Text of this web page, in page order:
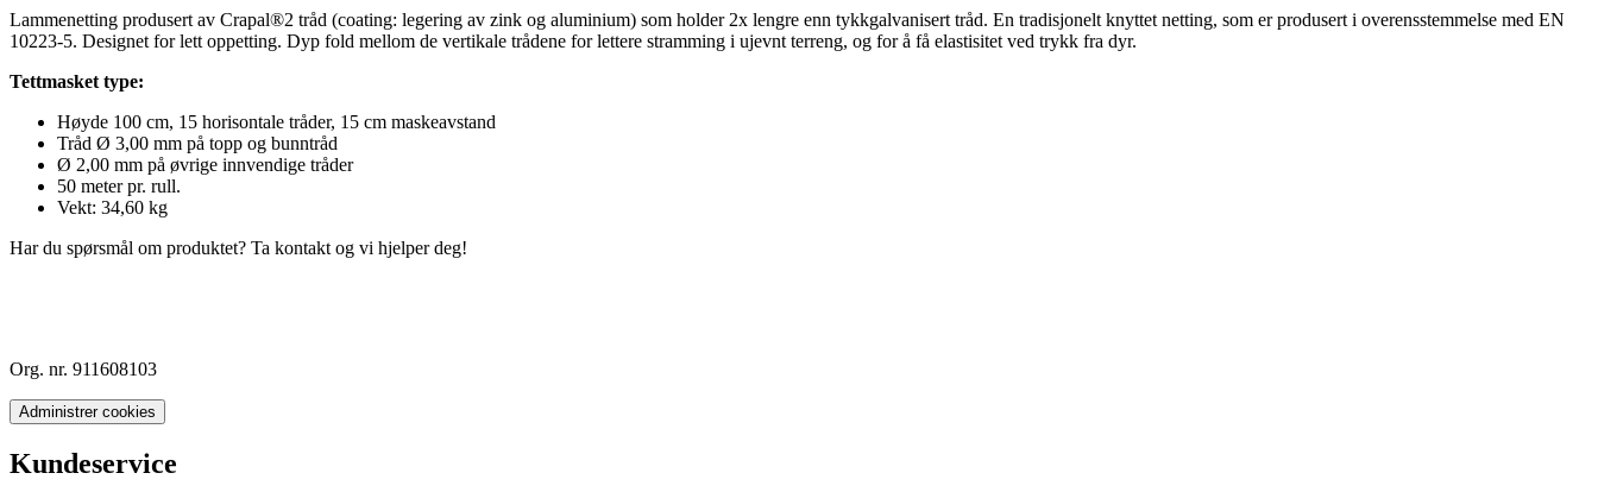
Lammenetting produsert av Crapal®2 tråd (coating: legering av zink og aluminium) som holder 2x lengre enn tykkgalvanisert tråd. En tradisjonelt knyttet netting, som er produsert i overensstemmelse med EN
10223-5. Designet for lett oppetting. Dyp fold mellom de vertikale trådene for lettere stramming i ujevnt terreng, og for å få elastisitet ved trykk fra dyr.
Tettmasket type:
Høyde 100 cm, 15 horisontale tråder, 15 cm maskeavstand
Tråd Ø 3,00 mm på topp og bunntråd
Ø 2,00 mm på øvrige innvendige tråder
50 meter pr. rull.
Vekt: 34,60 kg
Har du spørsmål om produktet? Ta kontakt og vi hjelper deg!
Org. nr. 911608103
Administrer cookies
Kundeservice